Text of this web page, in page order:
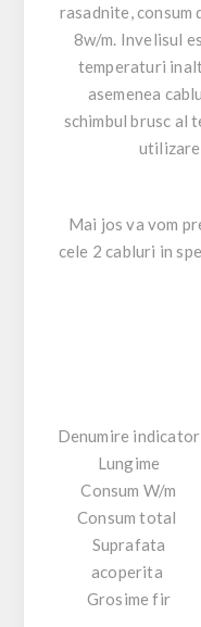
rasadnite, consum
8w/m. Invelisul
temperaturi
asemenea
schimbul brusc al
Mai jos va vom
cele 2 cabluri in
Denumire indicator
Lungime
Consum W/m
Consum total
Suprafata
acoperita
Grosime fir